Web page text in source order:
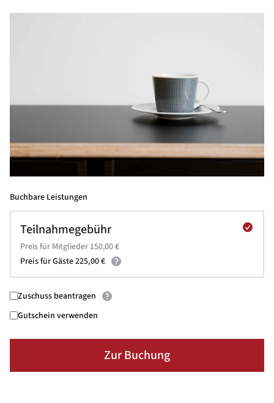
Buchbare Leistungen
Teilnahmegebühr
Preis für Mitglieder 150,00 €
Preis für Gäste 225,00 €
Zuschuss beantragen
Gutschein verwenden
Zur Buchung